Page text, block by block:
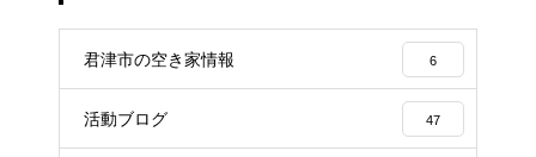
君津市の空き家情報 6
活動ブログ 47